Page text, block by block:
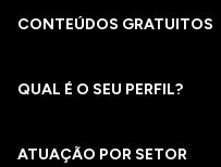
CONTEÚDOS GRATUITOS
QUAL É O SEU PERFIL?
ATUAÇÃO POR SETOR